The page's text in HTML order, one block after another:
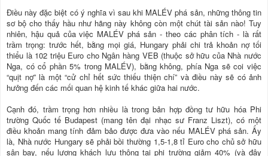
Ðiều này đặc biệt có ý nghĩa vì sau khi MALÉV phá sản, những thông tin
sơ bộ cho thấy hầu như hãng này không còn một chút tài sản nào! Tuy
nhiên, hậu quả của việc MALÉV phá sản - theo các phân tích - là rất
trầm trọng: trước hết, bằng mọi giá, Hungary phải chi trả khoản nợ tối
thiểu là 102 triệu Euro cho Ngân hàng VEB (thuộc sở hữu của Nhà nước
Nga, có cổ phần 5% trong MALÉV), bằng không, phía Nga sẽ coi việc
“quịt nợ” là một “cử chỉ hết sức thiếu thiện chí” và điều này sẽ có ảnh
hưởng đến các mối quan hệ kinh tế khác giữa hai nước.
Cạnh đó, trầm trọng hơn nhiều là trong bản hợp đồng tư hữu hóa Phi
trường Quốc tế Budapest (mang tên đại nhạc sư Franz Liszt), có một
điều khoản mang tính đảm bảo được đưa vào nếu MALÉV phá sản. Ấy
là, Nhà nước Hungary sẽ phải bồi thường 1,5-1,8 tỉ Euro cho chủ sở hữu
sân bay, nếu lượng khách lưu thông tại phi trường giảm 40% (và đây